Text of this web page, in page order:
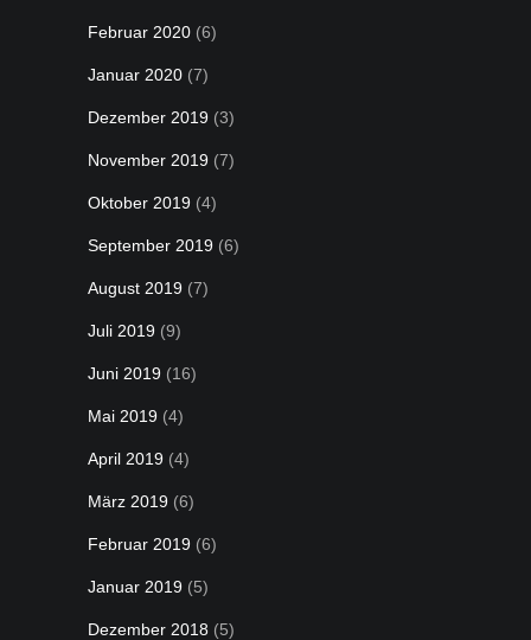
Februar 2020 (6)
Januar 2020 (7)
Dezember 2019 (3)
November 2019 (7)
Oktober 2019 (4)
September 2019 (6)
August 2019 (7)
Juli 2019 (9)
Juni 2019 (16)
Mai 2019 (4)
April 2019 (4)
März 2019 (6)
Februar 2019 (6)
Januar 2019 (5)
Dezember 2018 (5)